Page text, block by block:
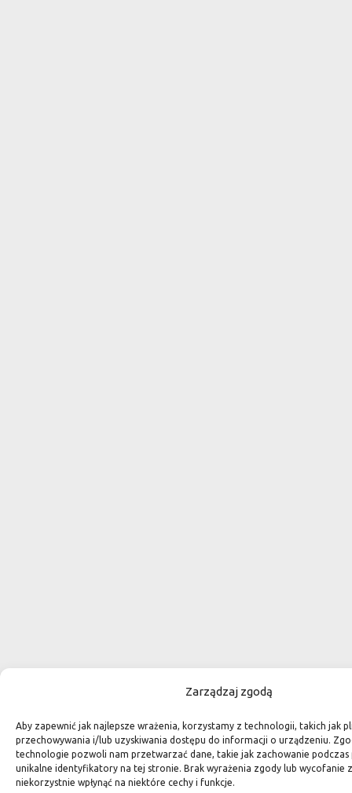
Zarządzaj zgodą
Aby zapewnić jak najlepsze wrażenia, korzystamy z technologii, takich jak
przechowywania i/lub uzyskiwania dostępu do informacji o urządzeniu.
technologie pozwoli nam przetwarzać dane, takie jak zachowanie podczas
unikalne identyfikatory na tej stronie. Brak wyrażenia zgody lub wycofanie
niekorzystnie wpłynąć na niektóre cechy i funkcje.